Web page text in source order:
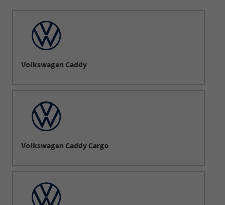
Volkswagen Caddy
Volkswagen Caddy Cargo